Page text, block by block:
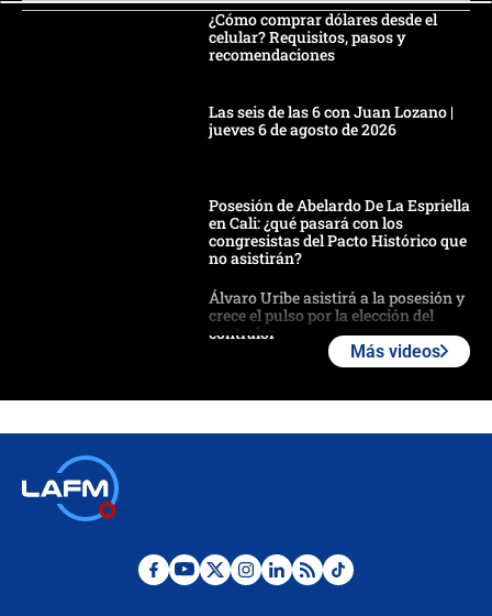
¿Cómo comprar dólares desde el
celular? Requisitos, pasos y
recomendaciones
Las seis de las 6 con Juan Lozano |
jueves 6 de agosto de 2026
Posesión de Abelardo De La Espriella
en Cali: ¿qué pasará con los
congresistas del Pacto Histórico que
no asistirán?
Álvaro Uribe asistirá a la posesión y
crece el pulso por la elección del
contralor
Estratega de Abelardo de la Espriella
Más videos